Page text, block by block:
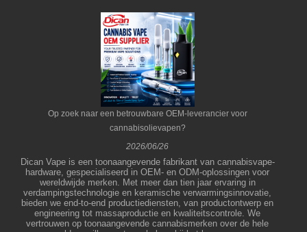
Op zoek naar een betrouwbare OEM-leverancier voor
cannabisolievapen?
2026/06/26
Dican Vape is een toonaangevende fabrikant van cannabisvape-
hardware, gespecialiseerd in OEM- en ODM-oplossingen voor
wereldwijde merken. Met meer dan tien jaar ervaring in
verdampingstechnologie en keramische verwarmingsinnovatie,
bieden we end-to-end productiediensten, van productontwerp en
engineering tot massaproductie en kwaliteitscontrole. We
vertrouwen op toonaangevende cannabismerken over de hele